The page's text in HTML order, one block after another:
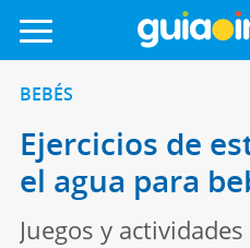
BEBÉS
Ejercicios de
el agua para
Juegos y